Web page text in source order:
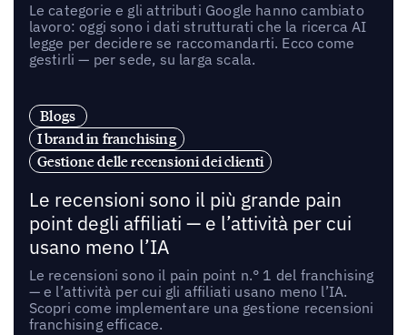
Le categorie e gli attributi Google hanno cambiato
lavoro: oggi sono i dati strutturati che la ricerca AI
legge per decidere se raccomandarti. Ecco come
gestirli — per sede, su larga scala.
Blogs
I brand in franchising
Gestione delle recensioni dei clienti
Le recensioni sono il più grande pain
point degli affiliati — e l’attività per cui
usano meno l’IA
Le recensioni sono il pain point n.° 1 del franchising
— e l’attività per cui gli affiliati usano meno l’IA.
Scopri come implementare una gestione recensioni
franchising efficace.